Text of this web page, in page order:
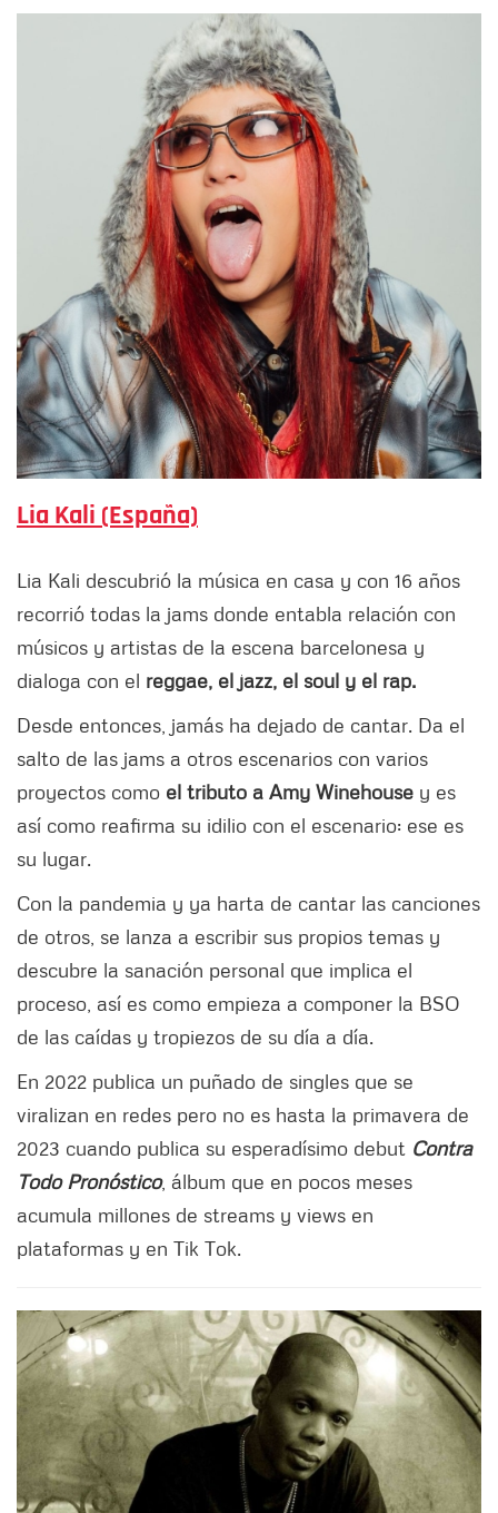
Lia Kali (España)
Lia Kali descubrió la música en casa y con 16 años
recorrió todas la jams donde entabla relación con
músicos y artistas de la escena barcelonesa y
dialoga con el reggae, el jazz, el soul y el rap.
Desde entonces, jamás ha dejado de cantar. Da el
salto de las jams a otros escenarios con varios
proyectos como el tributo a Amy Winehouse y es
así como reafirma su idilio con el escenario: ese es
su lugar.
Con la pandemia y ya harta de cantar las canciones
de otros, se lanza a escribir sus propios temas y
descubre la sanación personal que implica el
proceso, así es como empieza a componer la BSO
de las caídas y tropiezos de su día a día.
En 2022 publica un puñado de singles que se
viralizan en redes pero no es hasta la primavera de
2023 cuando publica su esperadísimo debut Contra
Todo Pronóstico, álbum que en pocos meses
acumula millones de streams y views en
plataformas y en Tik Tok.